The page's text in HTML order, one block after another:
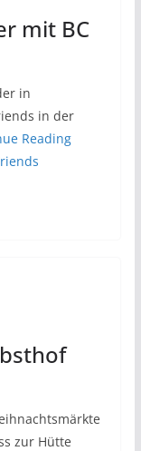
mit BC
in
in der
Reading
zur Hütte